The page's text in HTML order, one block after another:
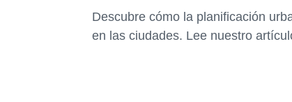
Descubre cómo la planificación
en las ciudades. Lee nuestro